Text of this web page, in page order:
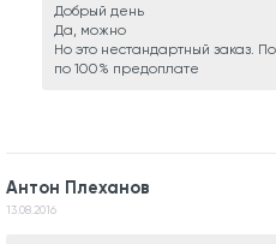
Добрый день
Да, можно
Но это нестандартный заказ.
по 100% предоплате
Антон Плеханов
13.08.2016